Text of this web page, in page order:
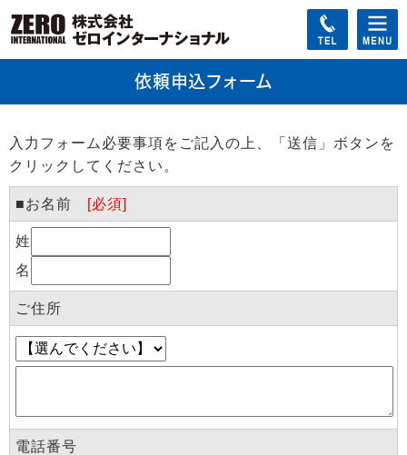
依頼申込フォーム
入力フォーム必要事項をご記入の上、「送信」ボタンを
クリックしてください。
■お名前 [必須]
姓
名
ご住所
電話番号